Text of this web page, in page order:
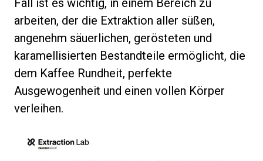
Fall ist es wichtig, in einem Bereich zu
arbeiten, der die Extraktion aller süßen,
angenehm säuerlichen, gerösteten und
karamellisierten Bestandteile ermöglicht, die
dem Kaffee Rundheit, perfekte
Ausgewogenheit und einen vollen Körper
verleihen.
Produkte
Nachrichten
Herunterladen
Mehr